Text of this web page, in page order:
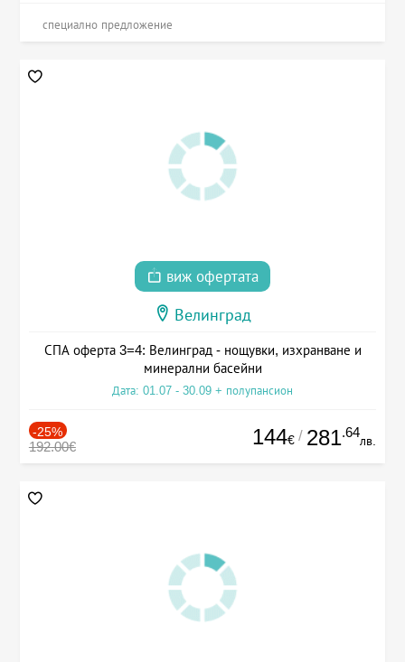
специално предложение
виж офертата
Велинград
СПА оферта 3=4: Велинград - нощувки, изхранване и
минерални басейни
Дата: 01.07 - 30.09 + полупансион
-25%
192.00€ 144€ / 281.64
лв.